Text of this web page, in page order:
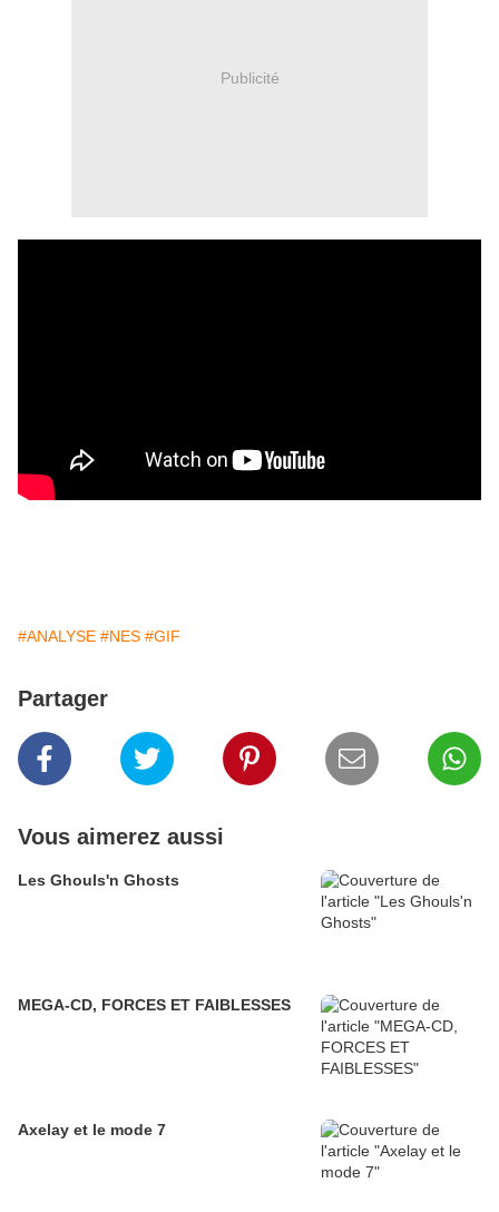
Publicité
#ANALYSE #NES #GIF
Partager
Vous aimerez aussi
Les Ghouls'n Ghosts
MEGA-CD, FORCES ET FAIBLESSES
Axelay et le mode 7